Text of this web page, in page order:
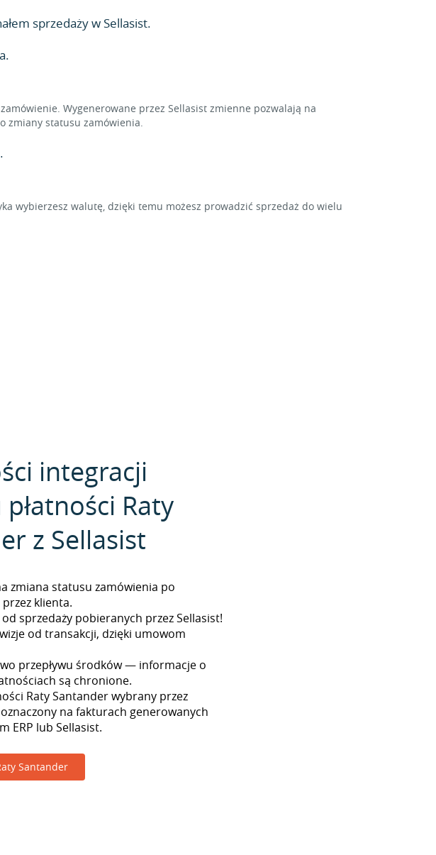
sprzedaży w Sellasist.
Wygenerowane przez Sellasist zmienne pozwalają na
zmiany statusu zamówienia.
wybierzesz walutę, dzięki temu możesz prowadzić sprzedaż do wielu
integracji
Raty
z Sellasist
zmiana statusu zamówienia po
klienta.
sprzedaży pobieranych przez Sellasist!
od transakcji, dzięki umowom
przepływu środków — informacje o
są chronione.
Raty Santander wybrany przez
na fakturach generowanych
ERP lub Sellasist.
Santander